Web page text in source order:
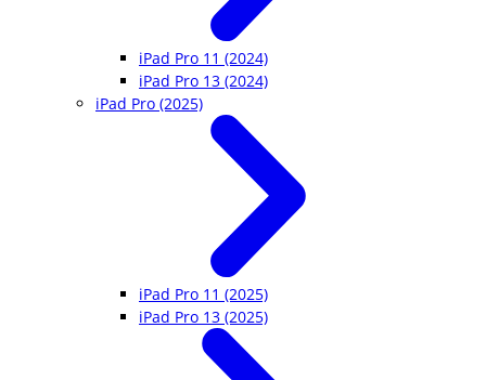
iPad Pro 11 (2024)
iPad Pro 13 (2024)
iPad Pro (2025)
iPad Pro 11 (2025)
iPad Pro 13 (2025)